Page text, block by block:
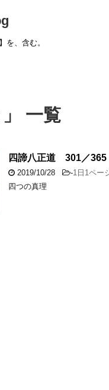
を、含む。
」 一覧
四諦八正道 301／365
2019/10/28 -1日1ペー
四つの真理